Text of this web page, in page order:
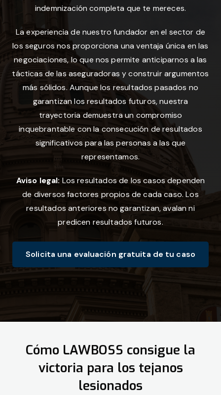
indemnización completa que te mereces.
La experiencia de nuestro fundador en el sector de
los seguros nos proporciona una ventaja única en las
negociaciones, lo que nos permite anticiparnos a las
tácticas de las aseguradoras y construir argumentos
más sólidos. Aunque los resultados pasados no
garantizan los resultados futuros, nuestra
trayectoria demuestra un compromiso
inquebrantable con la consecución de resultados
significativos para las personas a las que
representamos.
Aviso legal: Los resultados de los casos dependen
de diversos factores propios de cada caso. Los
resultados anteriores no garantizan, avalan ni
predicen resultados futuros.
Solicita una evaluación gratuita de tu caso
Cómo LAWBOSS consigue la
victoria para los tejanos
lesionados